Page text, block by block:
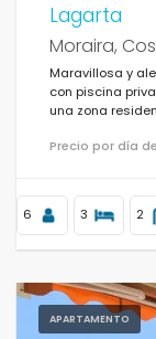
Lagarta
Moraira,
Maravillosa y
con piscina
una zona
Precio por día
6 3 2
APARTAMENTO